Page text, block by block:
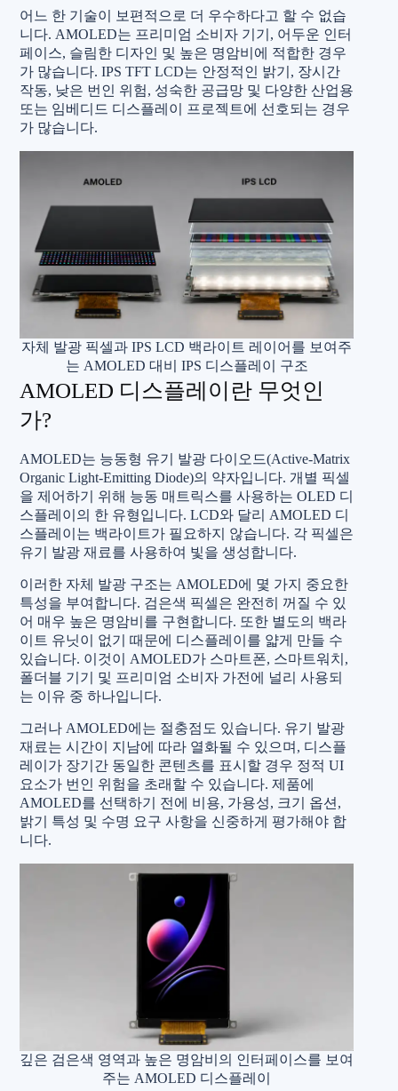
어느 한 기술이 보편적으로 더 우수하다고 할 수 없습
니다. AMOLED는 프리미엄 소비자 기기, 어두운 인터
페이스, 슬림한 디자인 및 높은 명암비에 적합한 경우
가 많습니다. IPS TFT LCD는 안정적인 밝기, 장시간
작동, 낮은 번인 위험, 성숙한 공급망 및 다양한 산업용
또는 임베디드 디스플레이 프로젝트에 선호되는 경우
가 많습니다.
자체 발광 픽셀과 IPS LCD 백라이트 레이어를 보여주
는 AMOLED 대비 IPS 디스플레이 구조
AMOLED 디스플레이란 무엇인
가?
AMOLED는 능동형 유기 발광 다이오드(Active-Matrix
Organic Light-Emitting Diode)의 약자입니다. 개별 픽셀
을 제어하기 위해 능동 매트릭스를 사용하는 OLED 디
스플레이의 한 유형입니다. LCD와 달리 AMOLED 디
스플레이는 백라이트가 필요하지 않습니다. 각 픽셀은
유기 발광 재료를 사용하여 빛을 생성합니다.
이러한 자체 발광 구조는 AMOLED에 몇 가지 중요한
특성을 부여합니다. 검은색 픽셀은 완전히 꺼질 수 있
어 매우 높은 명암비를 구현합니다. 또한 별도의 백라
이트 유닛이 없기 때문에 디스플레이를 얇게 만들 수
있습니다. 이것이 AMOLED가 스마트폰, 스마트워치,
폴더블 기기 및 프리미엄 소비자 가전에 널리 사용되
는 이유 중 하나입니다.
그러나 AMOLED에는 절충점도 있습니다. 유기 발광
재료는 시간이 지남에 따라 열화될 수 있으며, 디스플
레이가 장기간 동일한 콘텐츠를 표시할 경우 정적 UI
요소가 번인 위험을 초래할 수 있습니다. 제품에
AMOLED를 선택하기 전에 비용, 가용성, 크기 옵션,
밝기 특성 및 수명 요구 사항을 신중하게 평가해야 합
니다.
깊은 검은색 영역과 높은 명암비의 인터페이스를 보여
주는 AMOLED 디스플레이